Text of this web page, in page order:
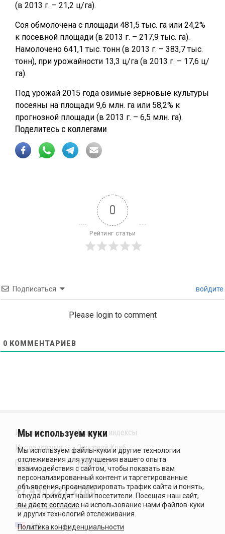
(в 2013 г. – 21,2 ц/га).
Соя обмолочена с площади 481,5 тыс. га или 24,2%
к посевной площади (в 2013 г. – 217,9 тыс. га).
Намолочено 641,1 тыс. тонн (в 2013 г. – 383,7 тыс.
тонн), при урожайности 13,3 ц/га (в 2013 г. – 17,6 ц/
га).
Под урожай 2015 года озимые зерновые культуры
посеяны на площади 9,6 млн. га или 58,2% к
прогнозной площади (в 2013 г. – 6,5 млн. га).
Поделитесь с коллегами
0
Рейтинг статьи
Подписаться войдите
Please login to comment
0 КОММЕНТАРИЕВ
Издания
Исследования
Блог
Ценовые индексы
Зерновой Клуб
Компания
+7 495 221 2785
sales@sovecon.com
EN
Политика конфиденциальности